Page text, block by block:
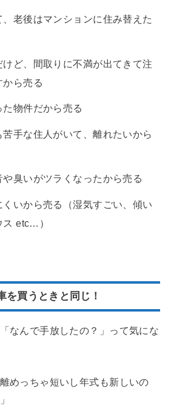
老後はマンションに住み替えた
ど、間取りに不満が出てきて注
ら売る
物件だから売る
手な住人がいて、離れたいから
臭いがツラくなったから売る
いから売る（湿気すごい、傾い
ス etc…）
を買うときと同じ！
なんで手放したの？」って気にな
めっちゃ短いし年式も新しいの